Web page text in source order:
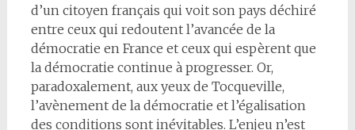
d’un citoyen français qui voit son pays déchiré
entre ceux qui redoutent l’avancée de la
démocratie en France et ceux qui espèrent que
la démocratie continue à progresser. Or,
paradoxalement, aux yeux de Tocqueville,
l’avènement de la démocratie et l’égalisation
des conditions sont inévitables. L’enjeu n’est